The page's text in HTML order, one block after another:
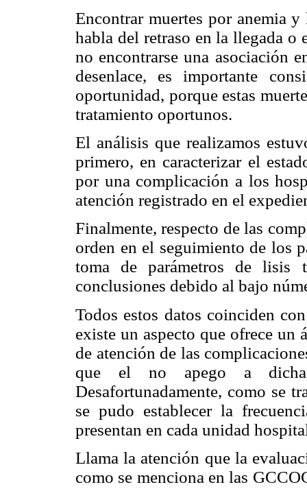
Encontrar muertes por anemia
habla del retraso en la llegada o
no encontrarse una asociación
desenlace, es importante
oportunidad, porque estas
tratamiento oportunos.
El análisis que realizamos
primero, en caracterizar el
por una complicación a los
atención registrado en el
Finalmente, respecto de las
orden en el seguimiento de los
toma de parámetros de lisis
conclusiones debido al bajo
Todos estos datos coinciden
existe un aspecto que ofrece un
de atención de las
que el no apego a
Desafortunadamente, como se
se pudo establecer la
presentan en cada unidad
Llama la atención que la
como se menciona en las